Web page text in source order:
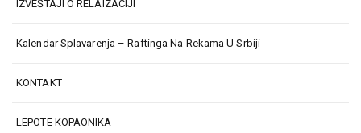
IZVEŠTAJI O RELAIZACIJI
Kalendar Splavarenja – Raftinga Na Rekama U Srbiji
KONTAKT
LEPOTE KOPAONIKA